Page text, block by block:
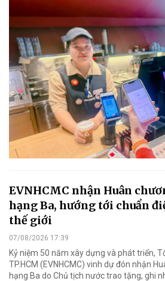
EVNHCMC nhận Huân
hạng Ba, hướng tới chuẩn
thế giới
07/08/2026 17:39
Kỷ niệm 50 năm xây dựng và phát triển,
TP.HCM (EVNHCMC) vinh dự đón nhận
hạng Ba do Chủ tịch nước trao tặng, ghi